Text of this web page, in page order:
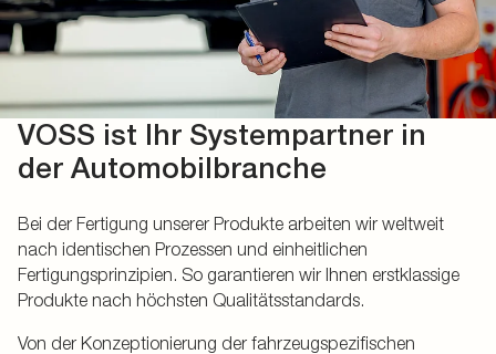
VOSS ist Ihr Systempartner in
der Automobilbranche
Bei der Fertigung unserer Produkte arbeiten wir weltweit
nach identischen Prozessen und einheitlichen
Fertigungsprinzipien. So garantieren wir Ihnen erstklassige
Produkte nach höchsten Qualitätsstandards.
Von der Konzeptionierung der fahrzeugspezifischen